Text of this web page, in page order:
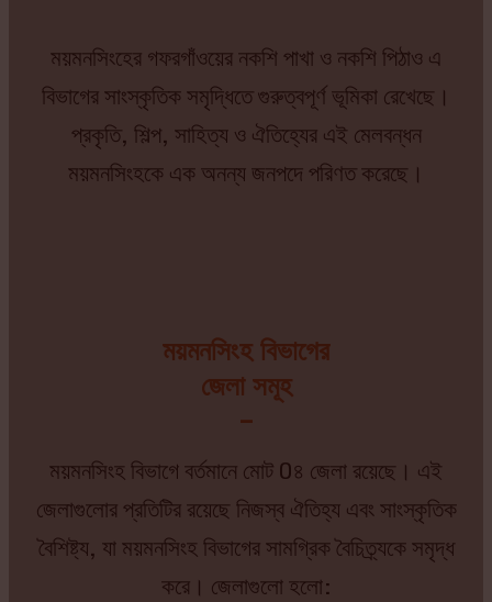
ময়মনসিংহের গফরগাঁওয়ের নকশি পাখা ও নকশি পিঠাও এ
বিভাগের সাংস্কৃতিক সমৃদ্ধিতে গুরুত্বপূর্ণ ভূমিকা রেখেছে।
প্রকৃতি, শিল্প, সাহিত্য ও ঐতিহ্যের এই মেলবন্ধন
ময়মনসিংহকে এক অনন্য জনপদে পরিণত করেছে।
ময়মনসিংহ বিভাগের
জেলা সমূহ
–
ময়মনসিংহ বিভাগে বর্তমানে মোট 0৪ জেলা রয়েছে। এই
জেলাগুলোর প্রতিটির রয়েছে নিজস্ব ঐতিহ্য এবং সাংস্কৃতিক
বৈশিষ্ট্য, যা ময়মনসিংহ বিভাগের সামগ্রিক বৈচিত্র্যকে সমৃদ্ধ
করে। জেলাগুলো হলো: